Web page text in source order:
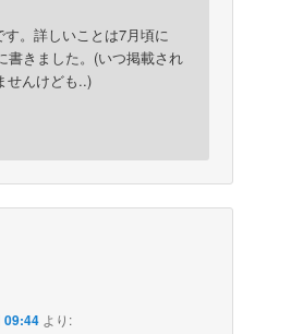
。詳しいことは7月頃に
書きました。(いつ掲載され
せんけども..)
09:44 より: